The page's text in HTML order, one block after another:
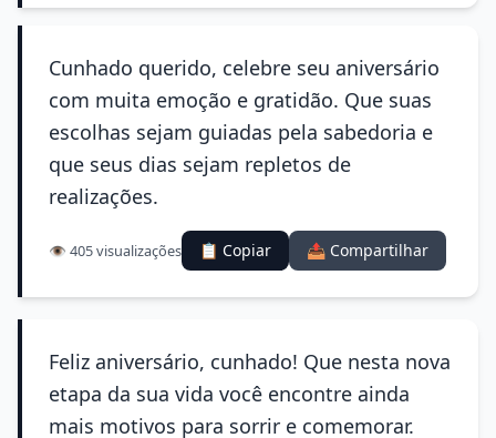
Cunhado querido, celebre seu aniversário
com muita emoção e gratidão. Que suas
escolhas sejam guiadas pela sabedoria e
que seus dias sejam repletos de
realizações.
👁️ 405 visualizações 📋 Copiar 📤 Compartilhar
Feliz aniversário, cunhado! Que nesta nova
etapa da sua vida você encontre ainda
mais motivos para sorrir e comemorar.